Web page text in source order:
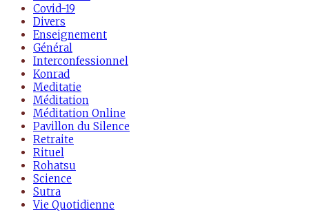
Covid-19
Divers
Enseignement
Général
Interconfessionnel
Konrad
Meditatie
Méditation
Méditation Online
Pavillon du Silence
Retraite
Rituel
Rohatsu
Science
Sutra
Vie Quotidienne